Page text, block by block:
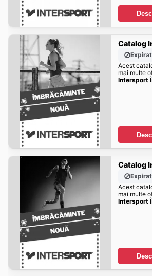
Catalog
Expirat
Acest
mai multe
Intersport
Catalog
Expirat
Acest
mai multe
Intersport